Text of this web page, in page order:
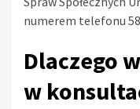
numerem telefonu 58
Dlaczego
w